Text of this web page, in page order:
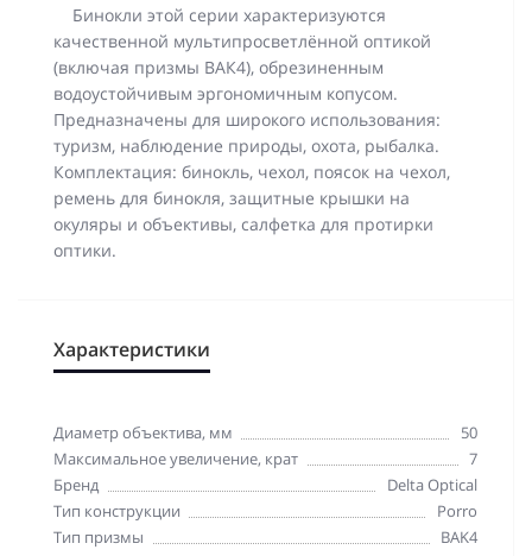
Бинокли этой серии характеризуются
качественной мультипросветлённой оптикой
(включая призмы ВАК4), обрезиненным
водоустойчивым эргономичным копусом.
Предназначены для широкого использования:
туризм, наблюдение природы, охота, рыбалка.
Комплектация: бинокль, чехол, поясок на чехол,
ремень для бинокля, защитные крышки на
окуляры и объективы, салфетка для протирки
оптики.
Характеристики
Диаметр объектива, мм
50
Максимальное увеличение, крат
7
Бренд
Delta Optical
Тип конструкции
Porro
Тип призмы
BAK4